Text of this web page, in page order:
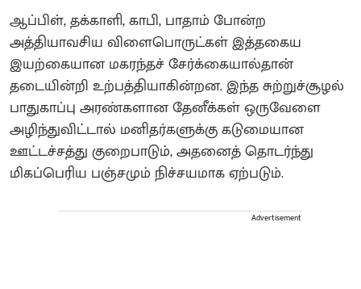
ஆப்பிள், தக்காளி, காபி, பாதாம் போன்ற
அத்தியாவசிய விளைபொருட்கள் இத்தகைய
இயற்கையான மகரந்தச் சேர்க்கையால்தான்
தடையின்றி உற்பத்தியாகின்றன. இந்த சுற்றுச்சூழல்
பாதுகாப்பு அரண்களான தேனீக்கள் ஒருவேளை
அழிந்துவிட்டால் மனிதர்களுக்கு கடுமையான
ஊட்டச்சத்து குறைபாடும், அதனைத் தொடர்ந்து
மிகப்பெரிய பஞ்சமும் நிச்சயமாக ஏற்படும்.
Advertisement